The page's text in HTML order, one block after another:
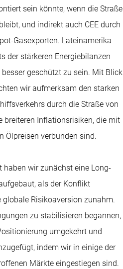
sein könnte, wenn die Straße
und indirekt auch CEE durch
Gasexporten. Lateinamerika
der stärkeren Energiebilanzen
geschützt zu sein. Mit Blick
wir aufmerksam den starken
durch die Straße von
breiteren Inflationsrisiken, die mit
Ölpreisen verbunden sind.
haben wir zunächst eine Long-
als der Konflikt
globale Risikoaversion zunahm.
zu stabilisieren begannen,
umgekehrt und
indem wir in einige der
Märkte eingestiegen sind.